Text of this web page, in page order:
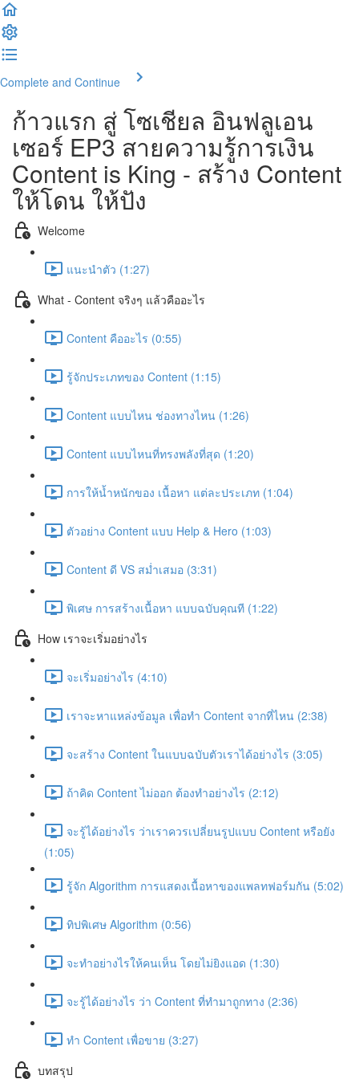
Complete and Continue
ก้าวแรก สู่ โซเชียล อินฟลูเอน
เซอร์ EP3 สายความรู้การเงิน
Content is King - สร้าง Content
ให้โดน ให้ปัง
Welcome
แนะนำตัว (1:27)
What - Content จริงๆ แล้วคืออะไร
Content คืออะไร (0:55)
รู้จักประเภทของ Content (1:15)
Content แบบไหน ช่องทางไหน (1:26)
Content แบบไหนที่ทรงพลังที่สุด (1:20)
การให้น้ำหนักของ เนื้อหา แต่ละประเภท (1:04)
ตัวอย่าง Content แบบ Help & Hero (1:03)
Content ดี VS สม่ำเสมอ (3:31)
พิเศษ การสร้างเนื้อหา แบบฉบับคุณที (1:22)
How เราจะเริ่มอย่างไร
จะเริ่มอย่างไร (4:10)
เราจะหาแหล่งข้อมูล เพื่อทำ Content จากที่ไหน (2:38)
จะสร้าง Content ในแบบฉบับตัวเราได้อย่างไร (3:05)
ถ้าคิด Content ไม่ออก ต้องทำอย่างไร (2:12)
จะรู้ได้อย่างไร ว่าเราควรเปลี่ยนรูปแบบ Content หรือยัง
(1:05)
รู้จัก Algorithm การแสดงเนื้อหาของแพลทฟอร์มกัน (5:02)
ทิปพิเศษ Algorithm (0:56)
จะทำอย่างไรให้คนเห็น โดยไม่ยิงแอด (1:30)
จะรู้ได้อย่างไร ว่า Content ที่ทำมาถูกทาง (2:36)
ทำ Content เพื่อขาย (3:27)
บทสรุป